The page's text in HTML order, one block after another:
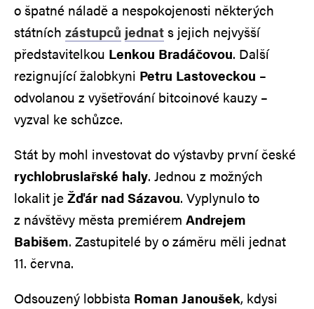
o špatné náladě a nespokojenosti některých
státních zástupců jednats jejich nejvyšší
představitelkou Lenkou Bradáčovou. Další
rezignující žalobkyni Petru Lastoveckou –
odvolanou z vyšetřování bitcoinové kauzy –
vyzval ke schůzce.
Stát by mohl investovat do výstavby první české
rychlobruslařské haly. Jednou z možných
lokalit jeŽďár nad Sázavou. Vyplynulo to
z návštěvy města premiérem Andrejem
Babišem. Zastupitelé by o záměru měli jednat
11. června.
Odsouzený lobbista Roman Janoušek, kdysi